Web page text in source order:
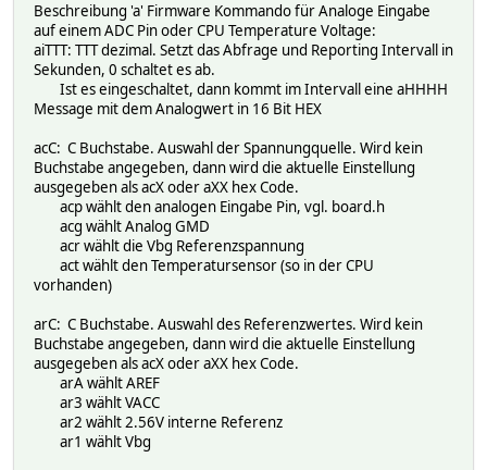
Beschreibung 'a' Firmware Kommando für Analoge Eingabe
auf einem ADC Pin oder CPU Temperature Voltage:
aiTTT: TTT dezimal. Setzt das Abfrage und Reporting Intervall in
Sekunden, 0 schaltet es ab.
Ist es eingeschaltet, dann kommt im Intervall eine aHHHH
Message mit dem Analogwert in 16 Bit HEX
acC: C Buchstabe. Auswahl der Spannungquelle. Wird kein
Buchstabe angegeben, dann wird die aktuelle Einstellung
ausgegeben als acX oder aXX hex Code.
acp wählt den analogen Eingabe Pin, vgl. board.h
acg wählt Analog GMD
acr wählt die Vbg Referenzspannung
act wählt den Temperatursensor (so in der CPU
vorhanden)
arC: C Buchstabe. Auswahl des Referenzwertes. Wird kein
Buchstabe angegeben, dann wird die aktuelle Einstellung
ausgegeben als acX oder aXX hex Code.
arA wählt AREF
ar3 wählt VACC
ar2 wählt 2.56V interne Referenz
ar1 wählt Vbg